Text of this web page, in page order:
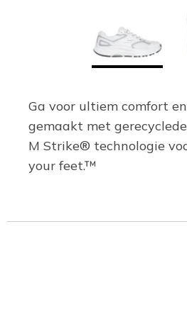
Ga voor ultiem comfort
gemaakt met
M Strike® technologie
your feet.™